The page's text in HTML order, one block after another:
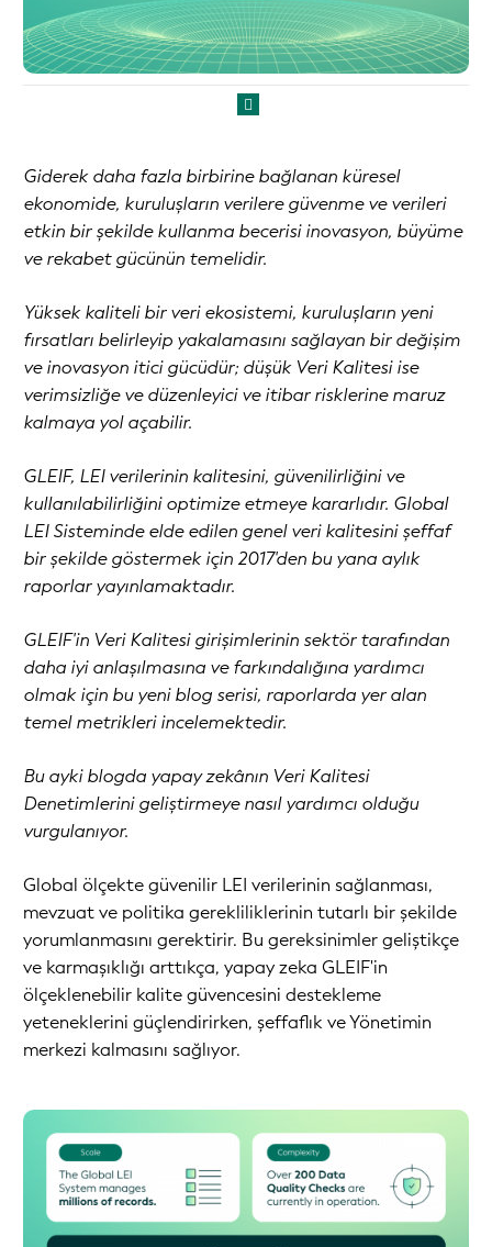
Giderek daha fazla birbirine bağlanan küresel
ekonomide, kuruluşların verilere güvenme ve verileri
etkin bir şekilde kullanma becerisi inovasyon, büyüme
ve rekabet gücünün temelidir.
Yüksek kaliteli bir veri ekosistemi, kuruluşların yeni
fırsatları belirleyip yakalamasını sağlayan bir değişim
ve inovasyon itici gücüdür; düşük Veri Kalitesi ise
verimsizliğe ve düzenleyici ve itibar risklerine maruz
kalmaya yol açabilir.
GLEIF, LEI verilerinin kalitesini, güvenilirliğini ve
kullanılabilirliğini optimize etmeye kararlıdır. Global
LEI Sisteminde elde edilen genel veri kalitesini şeffaf
bir şekilde göstermek için 2017'den bu yana aylık
raporlar yayınlamaktadır.
GLEIF'in Veri Kalitesi girişimlerinin sektör tarafından
daha iyi anlaşılmasına ve farkındalığına yardımcı
olmak için bu yeni blog serisi, raporlarda yer alan
temel metrikleri incelemektedir.
Bu ayki blogda yapay zekânın Veri Kalitesi
Denetimlerini geliştirmeye nasıl yardımcı olduğu
vurgulanıyor.
Global ölçekte güvenilir LEI verilerinin sağlanması,
mevzuat ve politika gerekliliklerinin tutarlı bir şekilde
yorumlanmasını gerektirir. Bu gereksinimler geliştikçe
ve karmaşıklığı arttıkça, yapay zeka GLEIF'in
ölçeklenebilir kalite güvencesini destekleme
yeteneklerini güçlendirirken, şeffaflık ve Yönetimin
merkezi kalmasını sağlıyor.